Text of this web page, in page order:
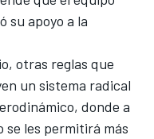
su apoyo a la
otras reglas que
un sistema radical
donde a
se les permitirá más